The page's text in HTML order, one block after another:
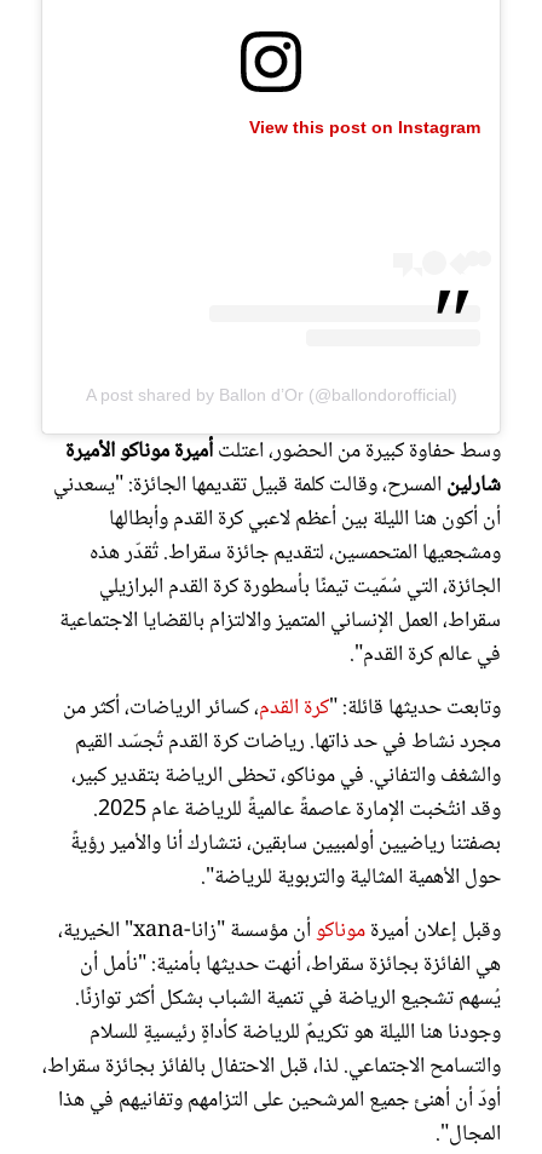
View this post on Instagram
A post shared by Ballon d’Or (@ballondorofficial)
وسط حفاوة كبيرة من الحضور، اعتلتأميرة موناكوالأميرة
شارلين المسرح، وقالت كلمة قبيل تقديمها الجائزة: "يسعدني
أن أكون هنا الليلة بين أعظم لاعبي كرة القدم وأبطالها
ومشجعيها المتحمسين، لتقديم جائزة سقراط. تُقدّر هذه
الجائزة، التي سُمّيت تيمنًا بأسطورة كرة القدم البرازيلي
سقراط، العمل الإنساني المتميز والالتزام بالقضايا الاجتماعية
في عالم كرة القدم".
وتابعت حديثها قائلة: "كرة القدم، كسائر الرياضات، أكثر من
مجرد نشاط في حد ذاتها. رياضات كرة القدم تُجسّد القيم
والشغف والتفاني. في موناكو، تحظى الرياضة بتقدير كبير،
وقد انتُخبت الإمارة عاصمةً عالميةً للرياضة عام 2025.
بصفتنا رياضيين أولمبيين سابقين، نتشارك أنا والأمير رؤيةً
حول الأهمية المثالية والتربوية للرياضة".
وقبل إعلان أميرةموناكو
أن مؤسسة "زانا-xana" الخيرية،
هي الفائزة بجائزة سقراط، أنهت حديثها بأمنية: "نأمل أن
يُسهم تشجيع الرياضة في تنمية الشباب بشكل أكثر توازنًا.
وجودنا هنا الليلة هو تكريمٌ للرياضة كأداةٍ رئيسيةٍ للسلام
والتسامح الاجتماعي. لذا، قبل الاحتفال بالفائز بجائزة سقراط،
أودّ أن أهنئ جميع المرشحين على التزامهم وتفانيهم في هذا
المجال".